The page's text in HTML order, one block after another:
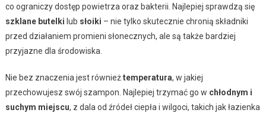
co ograniczy dostęp powietrza oraz bakterii. Najlepiej sprawdzą się
szklane butelki lub słoiki – nie tylko skutecznie chronią składniki
przed działaniem promieni słonecznych, ale są także bardziej
przyjazne dla środowiska.
Nie bez znaczenia jest równieżtemperatura, w jakiej
przechowujesz swój szampon. Najlepiej trzymać go w chłodnym i
suchym miejscu, z dala od źródeł ciepła i wilgoci, takich jak łazienka